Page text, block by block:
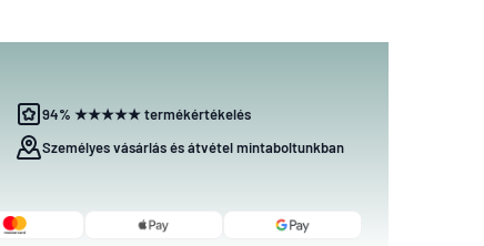
94% ★★★★★ termékértékelés
Személyes vásárlás és átvétel mintaboltunkban